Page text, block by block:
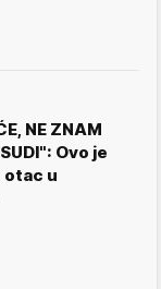
NE ZNAM
Ovo je
otac u